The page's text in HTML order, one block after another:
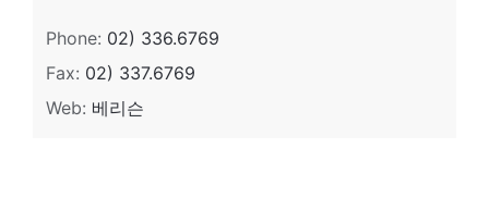
Phone: 02) 336.6769
Fax: 02) 337.6769
Web: 베리슨